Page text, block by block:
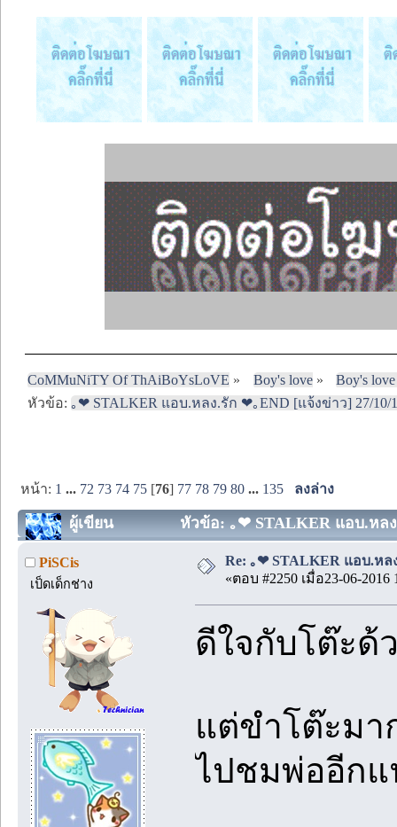
CoMMuNiTY Of ThAiBoYsLoVE » Boy's love»
Boy's
หัวข้อ:｡❤ STALKER แอบ.หลง.รัก ❤｡END [แจ้งข่าว] 27/10/
หน้า: 1 ... 72 73 74 75 [76] 77 78 79 80 ... 135 ลงล่าง
ผู้เขียน หัวข้อ: ｡❤ STALKER แอบ.หลง.
PiSCis
เป็ดเด็กช่าง
Re: ｡❤ STALKER แอบ.หล
«ตอบ #2250 เมื่อ23-06-2016
ดีใจกับโต๊ะ
แต่ขำโต๊ะมา
ไปชมพ่ออีก